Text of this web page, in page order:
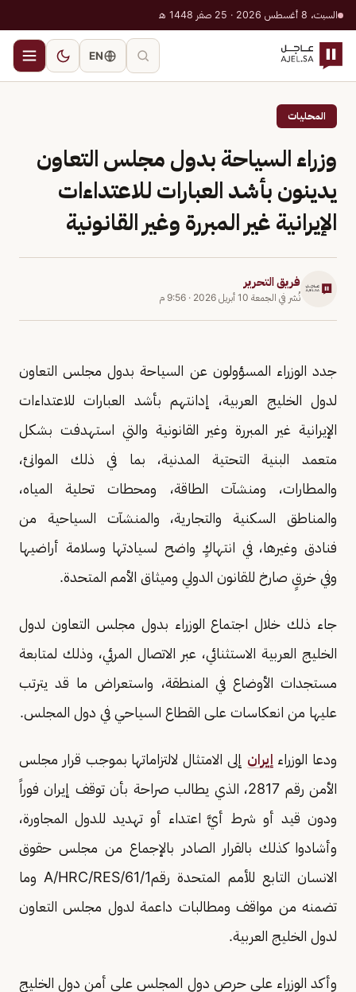
السبت، 8 أغسطس 2026 · 25 صفر 1448 هـ
EN
المحليات
وزراء السياحة بدول مجلس التعاون
يدينون بأشد العبارات للاعتداءات
الإيرانية غير المبررة وغير القانونية
فريق التحرير
نُشر في الجمعة 10 أبريل 2026 · 9:56 م
جدد الوزراء المسؤولون عن السياحة بدول مجلس التعاون
لدول الخليج العربية، إدانتهم بأشد العبارات للاعتداءات
الإيرانية غير المبررة وغير القانونية والتي استهدفت بشكل
متعمد البنية التحتية المدنية، بما في ذلك الموانئ،
والمطارات، ومنشآت الطاقة، ومحطات تحلية المياه،
والمناطق السكنية والتجارية، والمنشآت السياحية من
فنادق وغيرها، في انتهاكٍ واضح لسيادتها وسلامة أراضيها
وفي خرقٍ صارخ للقانون الدولي وميثاق الأمم المتحدة.
جاء ذلك خلال اجتماع الوزراء بدول مجلس التعاون لدول
الخليج العربية الاستثنائي، عبر الاتصال المرئي، وذلك لمتابعة
مستجدات الأوضاع في المنطقة، واستعراض ما قد يترتب
عليها من انعكاسات على القطاع السياحي في دول المجلس.
ودعا الوزراء إيران إلى الامتثال لالتزاماتها بموجب قرار مجلس
الأمن رقم 2817، الذي يطالب صراحة بأن توقف إيران فوراً
ودون قيد أو شرط أيَّ اعتداء أو تهديد للدول المجاورة،
وأشادوا كذلك بالقرار الصادر بالإجماع من مجلس حقوق
الانسان التابع للأمم المتحدة رقمA/HRC/RES/61/1 وما
تضمنه من مواقف ومطالبات داعمة لدول مجلس التعاون
لدول الخليج العربية.
وأكد الوزراء على حرص دول المجلس على أمن دول الخليج